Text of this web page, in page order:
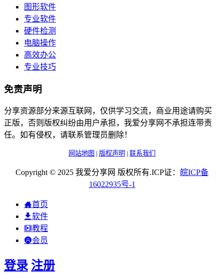
图形软件
专业软件
硬件检测
电脑操作
高效办公
专业技巧
免责声明
分享资源部分来源互联网，仅供学习交流，商业用途请购买
正版，否则版权纠纷由用户承担，我爱分享网不承担连带责
任。如有侵权，请联系管理员删除！
网站地图 | 版权声明 | 联系我们
Copyright © 2025 我爱分享网 版权所有.ICP证： 皖ICP备
16022935号-1
首页
软件
教程
会员
登录 注册